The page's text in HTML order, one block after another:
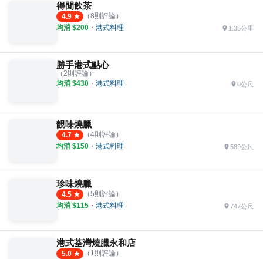
得閒飲茶
4.9 （8則評論）
均消 $200 ・ 港式料理 1.35公里
勝手港式點心
（2則評論）
均消 $430 ・ 港式料理 0公尺
靚味燒臘
4.7 （4則評論）
均消 $150 ・ 港式料理 589公尺
珍味燒臘
4.5 （5則評論）
均消 $115 ・ 港式料理 747公尺
港式荃灣燒臘永和店
5.0 （ 1則評論）